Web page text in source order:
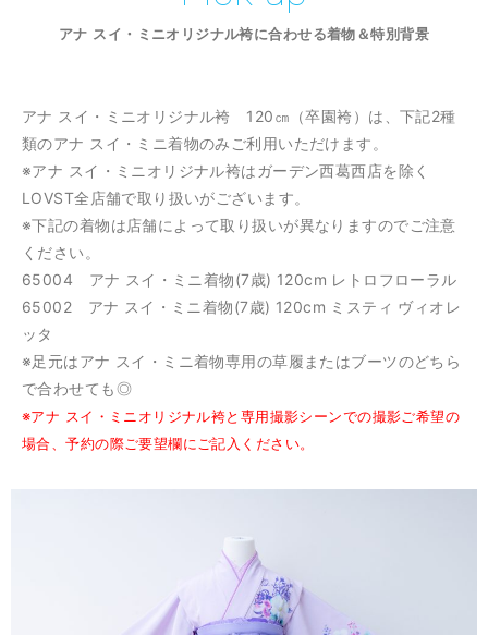
アナ スイ・ミニオリジナル袴に合わせる着物＆特別背景
アナ スイ・ミニオリジナル袴 120㎝（卒園袴）は、下記2種
類のアナ スイ・ミニ着物のみご利用いただけます。
※アナ スイ・ミニオリジナル袴はガーデン西葛西店を除く
LOVST全店舗で取り扱いがございます。
※下記の着物は店舗によって取り扱いが異なりますのでご注意
ください。
65004 アナ スイ・ミニ着物(7歳) 120cm レトロフローラル
65002 アナ スイ・ミニ着物(7歳) 120cm ミスティ ヴィオレ
ッタ
※足元はアナ スイ・ミニ着物専用の草履またはブーツのどちら
で合わせても◎
※アナ スイ・ミニオリジナル袴と専用撮影シーンでの撮影ご希望の
場合、予約の際ご要望欄にご記入ください。